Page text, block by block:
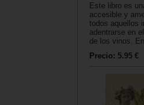
Este libro es
accesible y
todos aquellos
adentrarse en
de los vinos.
Precio: 5.95 €